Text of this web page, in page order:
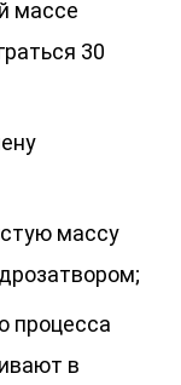
массе
30
массу
процесса
в